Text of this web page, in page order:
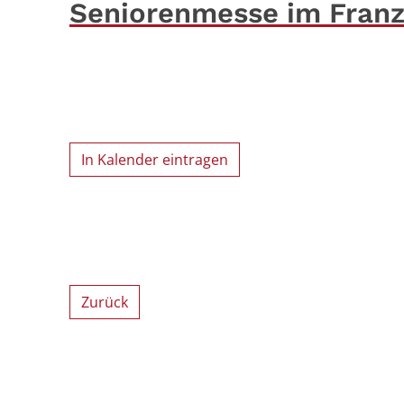
Seniorenmesse im
In Kalender eintragen
Zurück